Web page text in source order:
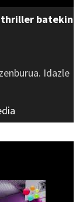
batekin
Idazle